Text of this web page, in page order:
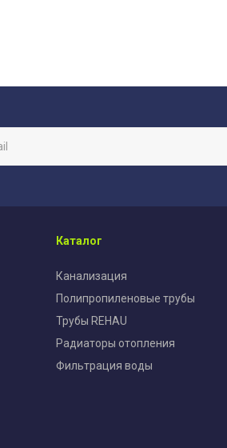
Каталог
Канализация
Полипропиленовые трубы
Трубы REHAU
Радиаторы отопления
Фильтрация воды